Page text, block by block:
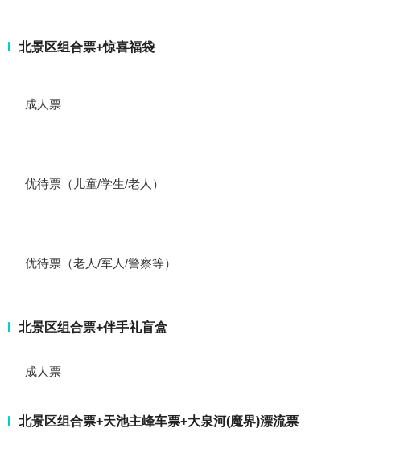
北景区组合票+惊喜福袋
成人票
优待票（儿童/学生/老人）
优待票（老人/军人/警察等）
北景区组合票+伴手礼盲盒
成人票
北景区组合票+天池主峰车票+大泉河(魔界)漂流票